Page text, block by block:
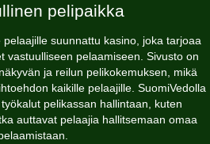
pelipaikka
suunnattu kasino, joka tarjoaa
vastuulliseen pelaamiseen. Sivusto on
ja reilun pelikokemuksen, mikä
kaikille pelaajille. SuomiVedolla
pelikassan hallintaan, kuten
auttavat pelaajia hallitsemaan omaa